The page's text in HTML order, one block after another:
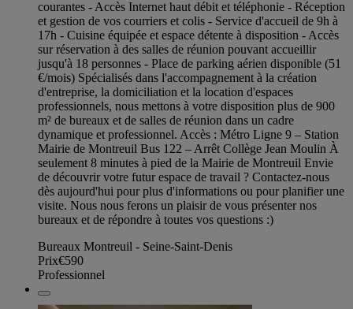
courantes - Accès Internet haut débit et téléphonie - Réception
et gestion de vos courriers et colis - Service d'accueil de 9h à
17h - Cuisine équipée et espace détente à disposition - Accès
sur réservation à des salles de réunion pouvant accueillir
jusqu'à 18 personnes - Place de parking aérien disponible (51
€/mois) Spécialisés dans l'accompagnement à la création
d'entreprise, la domiciliation et la location d'espaces
professionnels, nous mettons à votre disposition plus de 900
m² de bureaux et de salles de réunion dans un cadre
dynamique et professionnel. Accès : Métro Ligne 9 – Station
Mairie de Montreuil Bus 122 – Arrêt Collège Jean Moulin À
seulement 8 minutes à pied de la Mairie de Montreuil Envie
de découvrir votre futur espace de travail ? Contactez-nous
dès aujourd'hui pour plus d'informations ou pour planifier une
visite. Nous nous ferons un plaisir de vous présenter nos
bureaux et de répondre à toutes vos questions :)
Bureaux Montreuil - Seine-Saint-Denis
Prix€590
Professionnel